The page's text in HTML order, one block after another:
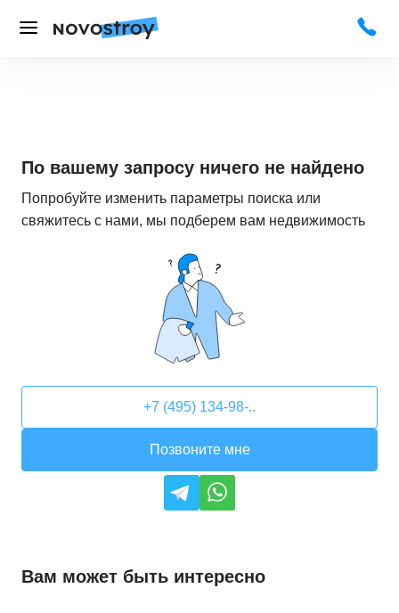
По вашему запросу ничего не найдено
Попробуйте изменить параметры поиска или
свяжитесь с нами, мы подберем вам недвижимость
+7 (495) 134-98-..
Позвоните мне
Вам может быть интересно